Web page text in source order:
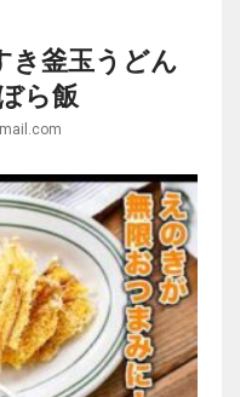
き釜玉うどん
ら飯